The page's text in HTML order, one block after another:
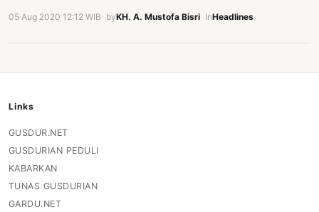
05 Aug 2020 12:12 WIB byKH. A. Mustofa Bisri InHeadlines
Links
GUSDUR.NET
GUSDURIAN PEDULI
KABARKAN
TUNAS GUSDURIAN
GARDU.NET